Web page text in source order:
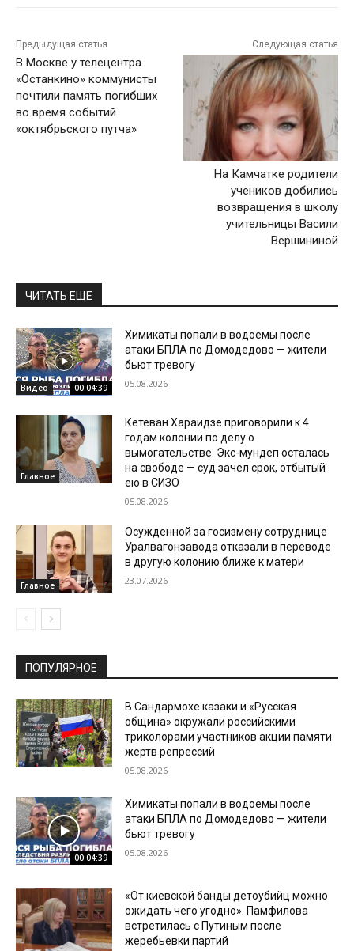
Предыдущая статья
В Москве у телецентра
«Останкино» коммунисты
почтили память погибших
во время событий
«октябрьского путча»
Следующая статья
На Камчатке родители
учеников добились
возвращения в школу
учительницы Васили
Вершининой
ЧИТАТЬ ЕЩЕ
Видео 00:04:39
Химикаты попали в водоемы после
атаки БПЛА по Домодедово — жители
бьют тревогу
05.08.2026
Главное
Кетеван Хараидзе приговорили к 4
годам колонии по делу о
вымогательстве. Экс-мундеп осталась
на свободе — суд зачел срок, отбытый
ею в СИЗО
05.08.2026
Главное
Осужденной за госизмену сотруднице
Уралвагонзавода отказали в переводе
в другую колонию ближе к матери
23.07.2026
ПОПУЛЯРНОЕ
В Сандармохе казаки и «Русская
община» окружали российскими
триколорами участников акции памяти
жертв репрессий
05.08.2026
00:04:39
Химикаты попали в водоемы после
атаки БПЛА по Домодедово — жители
бьют тревогу
05.08.2026
«От киевской банды детоубийц можно
ожидать чего угодно». Памфилова
встретилась с Путиным после
жеребьевки партий